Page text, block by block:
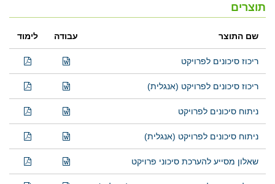
תוצרים
שם התוצר עבודה לימוד
ריכוז סיכונים לפרויקט
ריכוז סיכונים לפרויקט (אנגלית)
ניתוח סיכונים לפרויקט
ניתוח סיכונים לפרויקט (אנגלית)
שאלון מסייע להערכת סיכוני פרויקט